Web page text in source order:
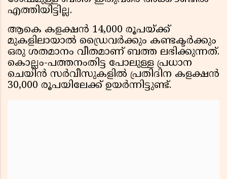
എത്തിയിട്ടില്ല.
ആകെ കളക്ഷൻ 14,000 രൂപയ്ക്ക്
മുകളിലായാൽ ഡ്രൈവർക്കും കണ്ടക്ടർക്കും
ഒരു ശതമാനം വീതമാണ് ബത്ത ലഭിക്കുന്നത്.
കൊല്ലം-പത്തനംതിട്ട പോലുള്ള പ്രധാന
ചെയിൻ സർവീസുകളിൽ പ്രതിദിന കളക്ഷൻ
30,000 രൂപയിലേക്ക് ഉയർന്നിട്ടുണ്ട്.